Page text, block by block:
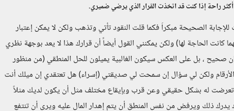
راحة إذا كنت قد اتخذت القرار الذي يرضي ضميري.
الصحيحة مبكراَ فكما قلت النقود تأتي وتذهب ولكن لا يمكن إعتبار
كانت الحاجة لها) ولكن يمكنني القول أيضاً أن قرارك هذا لا يعد بوجهة نظري
كان صحيح ، بل على العكس سيكون الغالبية يميلون للحل المنطقي (من منظور
الأرقام ولكن لي سؤال إن سمحت لي صديقتي (إسراء) هل تعتقدي إن ميلك أنت
تعرضت له بشكل حقيقي وعن قرب وبإيقاع مختلف مثل أن يكون لديك مثلاً
ذلك ويرفض من نفس المنطق أن يتم إهدار المال عليه ويرى أن تنتفع